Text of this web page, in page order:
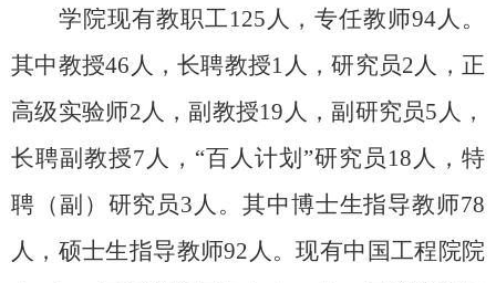
学院现有教职工125人，专任教师94人。
其中教授46人，长聘教授1人，研究员2人，正
高级实验师2人，副教授19人，副研究员5人，
长聘副教授7人，“百人计划”研究员18人，特
聘（副）研究员3人。其中博士生指导教师78
人，硕士生指导教师92人。现有中国工程院院